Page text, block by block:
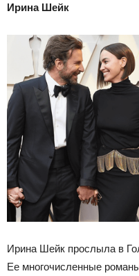
Ирина Шейк
Ирина Шейк прослыла в
Ее многочисленные